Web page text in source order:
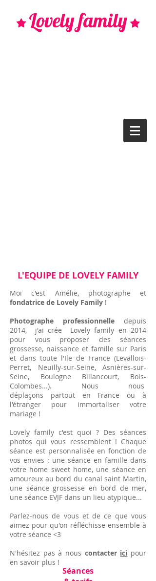
L'EQUIPE DE LOVELY FAMILY
Moi c'est Amélie, photographe et
fondatrice de Lovely Family !
Photographe professionnelle depuis
2014, j'ai crée Lovely family en 2014
pour vous proposer des séances
grossesse, naissance et famille sur Paris
et dans toute l'Ile de France (Levallois-
Perret, Neuilly-sur-Seine, Asnières-sur-
Seine, Boulogne Billancourt, Bois-
Colombes...). Nous nous
déplaçons partout en France ou à
l'étranger pour immortaliser votre
mariage !
Lovely family c'est quoi ? Des séances
photos qui vous ressemblent ! Chaque
séance est personnalisée en fonction de
vos envies : une séance en famille dans
votre home sweet home, une séance en
amoureux au bord du canal saint Martin,
une séance grossesse en bord de mer,
une séance EVJF dans un lieu atypique...
Parlez-nous de vous et de ce que vous
aimez pour qu'on réfléchisse ensemble à
votre séance <3
N'hésitez pas à nous contacter ici pour
en savoir plus !
Séances